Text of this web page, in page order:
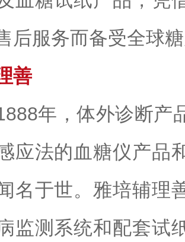
后服务而备受全球
善
年，体外诊断产
应法的血糖仪产品
名于世。雅培辅理
监测系统和配套试